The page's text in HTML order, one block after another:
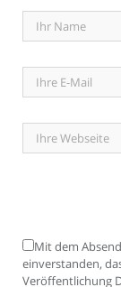
Mit dem
einverstanden,
Veröffentlichung